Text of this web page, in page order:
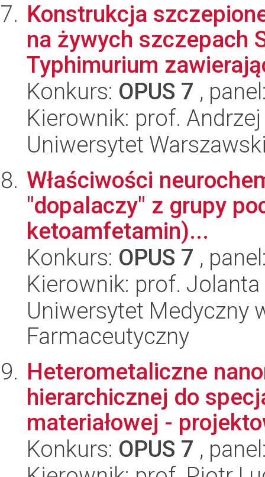
Konstrukcja
na żywych szczepach
Typhimurium
Konkurs: OPUS 7 ,
Kierownik: prof.
Uniwersytet
Właściwości
"dopalaczy" z grupy
ketoamfetamin)...
Konkurs: OPUS 7 ,
Kierownik: prof.
Uniwersytet Medyczny
Farmaceutyczny
Heterometaliczne
hierarchicznej do
materiałowej -
Konkurs: OPUS 7 ,